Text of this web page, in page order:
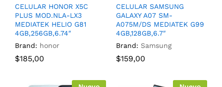
CELULAR HONOR X5C
PLUS MOD.NLA-LX3
MEDIATEK HELIO G81
4GB,256GB,6.74″
Brand: honor
$185,00
CELULAR SAMSUNG
GALAXY A07 SM-
A075M/DS MEDIATEK G99
4GB,128GB,6.7″
Brand: Samsung
$159,00